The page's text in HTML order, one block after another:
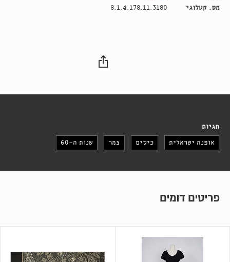
מס. קטלוגי
8.1.4.178.11.3180
תגיות
אופנה ישראלית כיסים צמר שנות ה-60
פריטים דומים